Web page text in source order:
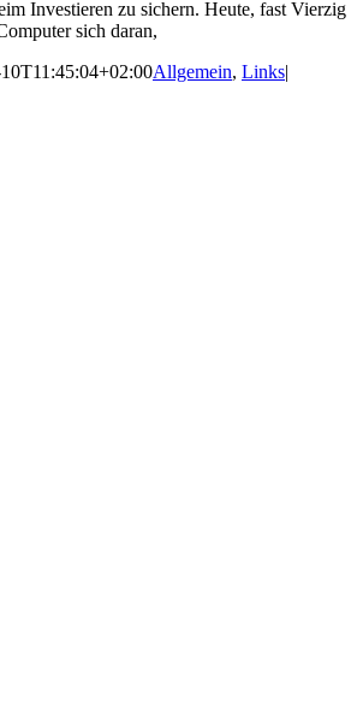
Investieren zu sichern. Heute, fast Vierzig
sich daran,
Allgemein, Links|